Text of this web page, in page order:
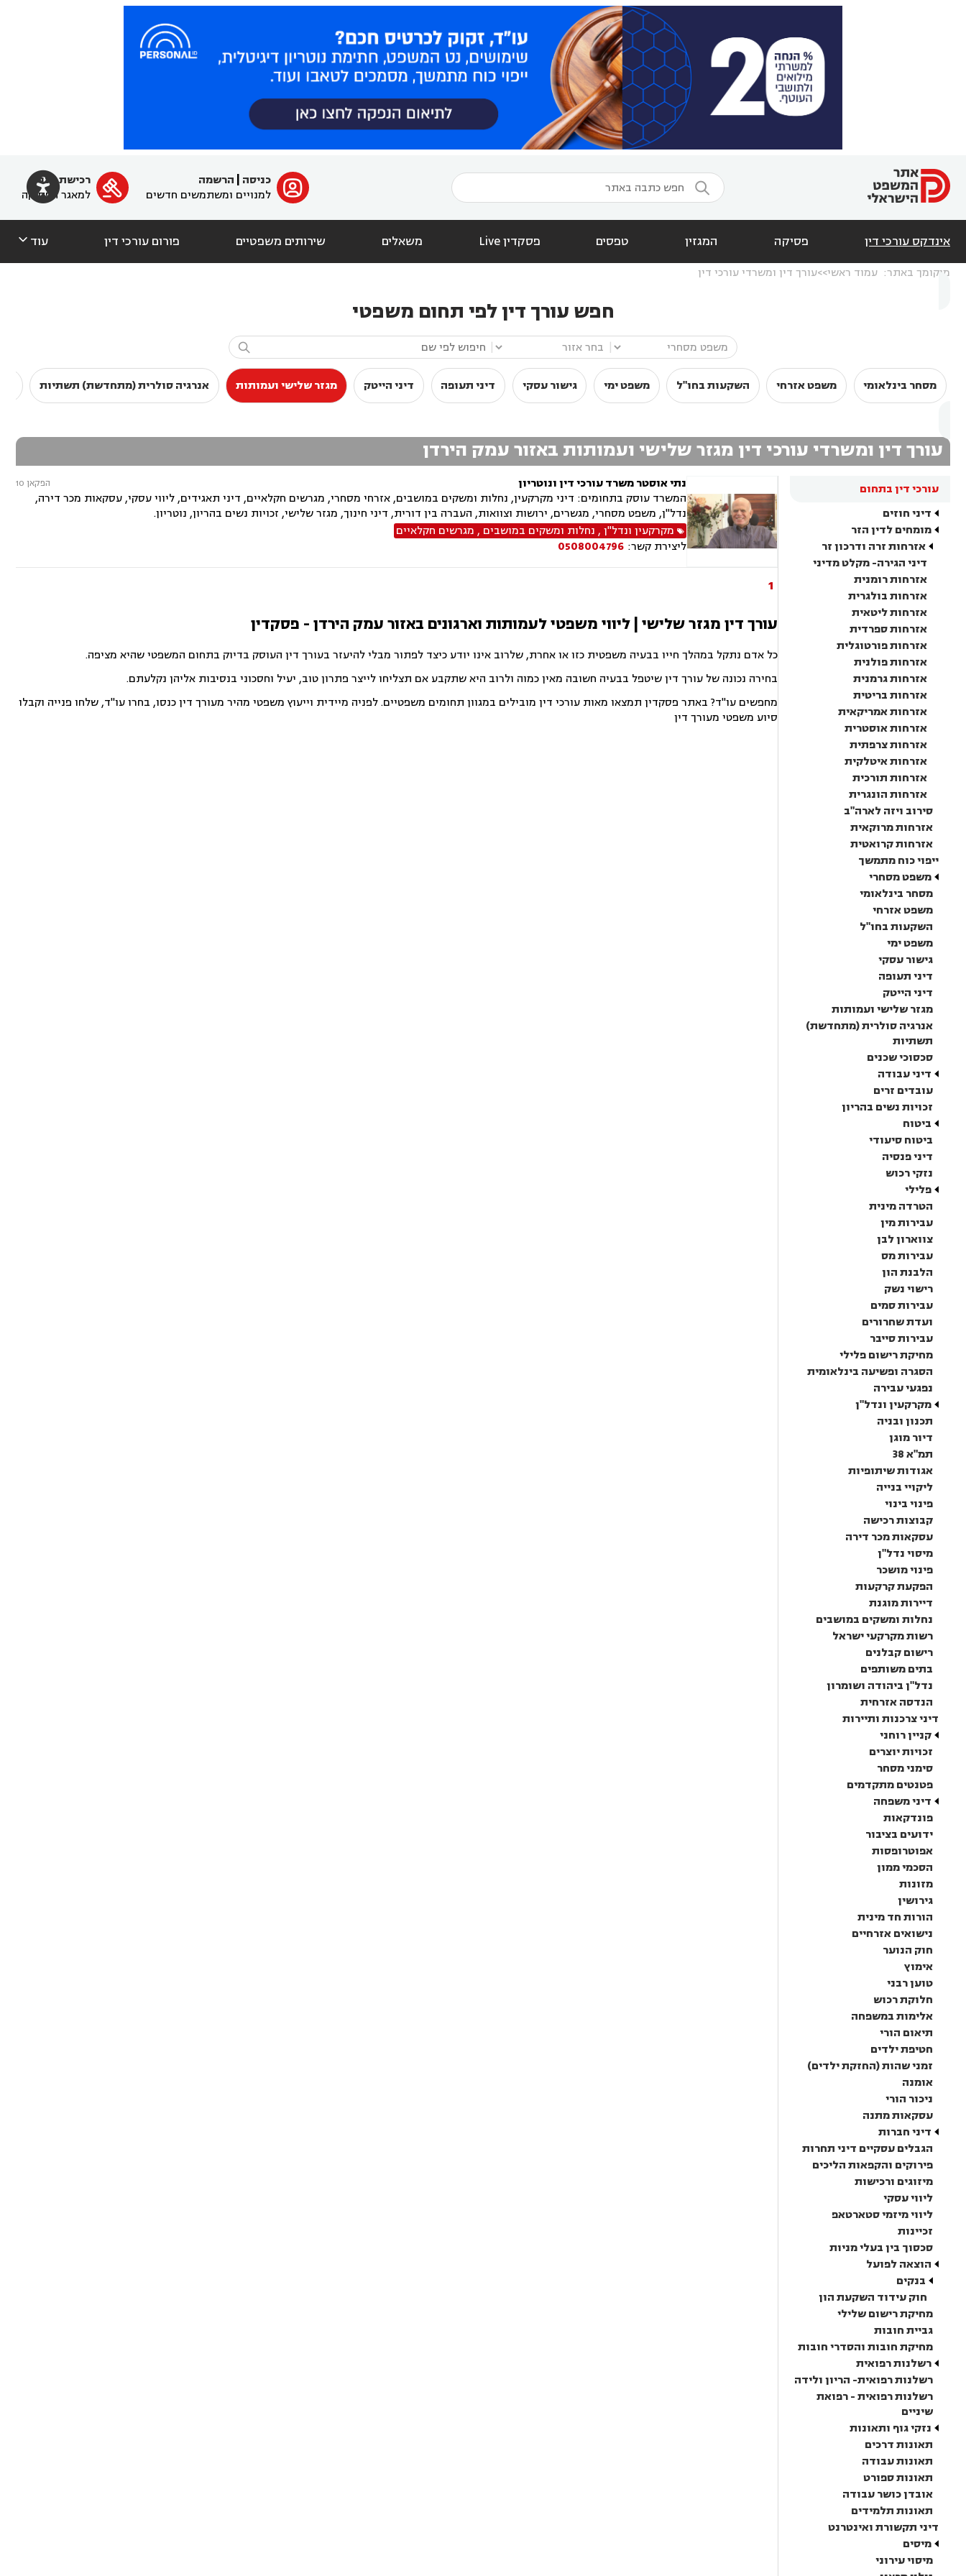
  ﱐ כניסה
הרשמה
למנויים ומשתמשים חדשים

רכישת מנוי
למאגר הפסיקה
אינדקס עורכי דין פסיקה המגזין טפסים פסקדין Live משאלים שירותים משפטיים פורום עורכי דין עוד 
מיקומך באתר: עמוד ראשי עורך דין ומשרדי עורכי דין
חפש עורך דין לפי תחום משפטי

מסחר בינלאומי משפט אזרחי השקעות בחו"ל משפט ימי גישור עסקי דיני תעופה דיני הייטק מגזר שלישי ועמותות אנרגיה סולרית (מתחדשת) תשתיות
עורך דין ומשרדי עורכי דין מגזר שלישי ועמותות באזור עמק הירדן
עורכי דין בתחום
דיני חוזים
מומחים לדין הזר
אזרחות זרה ודרכון זר
דיני הגירה- מקלט מדיני
אזרחות רומנית
אזרחות בולגרית
אזרחות ליטאית
אזרחות ספרדית
אזרחות פורטוגלית
אזרחות פולנית
אזרחות גרמנית
אזרחות בריטית
אזרחות אמריקאית
אזרחות אוסטרית
אזרחות צרפתית
אזרחות איטלקית
אזרחות תורכית
אזרחות הונגרית
סירוב ויזה לארה"ב
אזרחות מרוקאית
אזרחות קרואטית
ייפוי כוח מתמשך
משפט מסחרי
מסחר בינלאומי
משפט אזרחי
השקעות בחו"ל
משפט ימי
גישור עסקי
דיני תעופה
דיני הייטק
מגזר שלישי ועמותות
אנרגיה סולרית (מתחדשת)
תשתיות
סכסוכי שכנים
דיני עבודה
עובדים זרים
זכויות נשים בהריון
ביטוח
ביטוח סיעודי
דיני פנסיה
נזקי רכוש
פלילי
הטרדה מינית
עבירות מין
צווארון לבן
עבירות מס
הלבנת הון
רישוי נשק
עבירות סמים
ועדת שחרורים
עבירות סייבר
מחיקת רישום פלילי
הסגרה ופשיעה בינלאומית
נפגעי עבירה
מקרקעין ונדל"ן
תכנון ובניה
דיור מוגן
תמ"א 38
אגודות שיתופיות
ליקויי בנייה
פינוי בינוי
קבוצות רכישה
עסקאות מכר דירה
מיסוי נדל"ן
פינוי מושכר
הפקעת קרקעות
דיירות מוגנת
נחלות ומשקים במושבים
רשות מקרקעי ישראל
רישום קבלנים
בתים משותפים
נדל"ן ביהודה ושומרון
הנדסה אזרחית
דיני צרכנות ותיירות
קניין רוחני
זכויות יוצרים
סימני מסחר
פטנטים מתקדמים
דיני משפחה
פונדקאות
ידועים בציבור
אפוטרופסות
הסכמי ממון
מזונות
גירושין
הורות חד מינית
נישואים אזרחיים
חוק הנוער
אימוץ
טוען רבני
חלוקת רכוש
אלימות במשפחה
תיאום הורי
חטיפת ילדים
זמני שהות (החזקת ילדים)
אומנה
ניכור הורי
עסקאות מתנה
דיני חברות
הגבלים עסקיים דיני תחרות
פירוקים והקפאות הליכים
מיזוגים ורכישות
ליווי עסקי
ליווי מיזמי סטארטאפ
זכיינות
סכסוך בין בעלי מניות
הוצאה לפועל
בנקים
חוק עידוד השקעת הון
מחיקת רישום שלילי
גביית חובות
מחיקת חובות והסדרי חובות
רשלנות רפואית
רשלנות רפואית- הריון ולידה
רשלנות רפואית - רפואת
שיניים
נזקי גוף ותאונות
תאונות דרכים
תאונות עבודה
תאונות ספורט
אובדן כושר עבודה
תאונות תלמידים
דיני תקשורת ואינטרנט
מיסים
מיסוי עירוני
נתי אוסטר משרד עורכי דין ונוטריון הפקאן 10
המשרד עוסק בתחומים: דיני מקרקעין, נחלות ומשקים במושבים, אזרחי מסחרי, מגרשים חקלאיים, דיני תאגידים, ליווי עסקי, עסקאות מכר דירה,
נדל"ן, משפט מסחרי, מגשרים, ירושות וצוואות, העברה בין דורית, דיני חינוך, מגזר שלישי, זכויות נשים בהריון, נוטריון.
מקרקעין ונדל"ן, נחלות ומשקים במושבים , מגרשים חקלאיים
ליצירת קשר: 0508004796
1
עורך דין מגזר שלישי | ליווי משפטי לעמותות וארגונים באזור עמק הירדן - פסקדין
כל אדם נתקל במהלך חייו בבעיה משפטית כזו או אחרת, שלרוב אינו יודע כיצד לפתור מבלי להיעזר בעורך דין העוסק בדיוק בתחום המשפטי שהיא מציפה.
בחירה נכונה של עורך דין שיטפל בבעיה חשובה מאין כמוה ולרוב היא שתקבע אם תצליחו לייצר פתרון טוב, יעיל וחסכוני בנסיבות אליהן נקלעתם.
מחפשים עו"ד? באתר פסקדין תמצאו מאות עורכי דין מובילים במגוון תחומים משפטיים. לפניה מיידית וייעוץ משפטי מהיר מעורך דין כנסו, בחרו עו"ד, שלחו פנייה וקבלו
סיוע משפטי מעורך דין